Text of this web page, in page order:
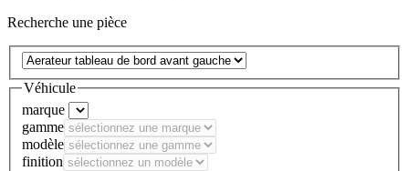
Recherche une pièce
Véhicule
marque
gamme
modèle
finition